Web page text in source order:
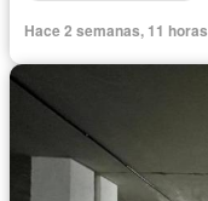
Hace 2 semanas, 11